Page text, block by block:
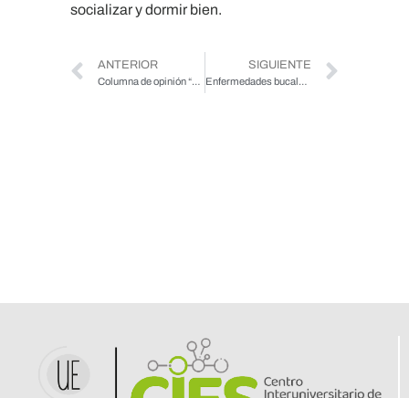
socializar y dormir bien.
ANTERIOR
Columna de opinión “Día Internacional de la Solidaridad Humana: Un mundo para todas las edades”
SIGUIENTE
Enfermedades bucales en las personas mayores